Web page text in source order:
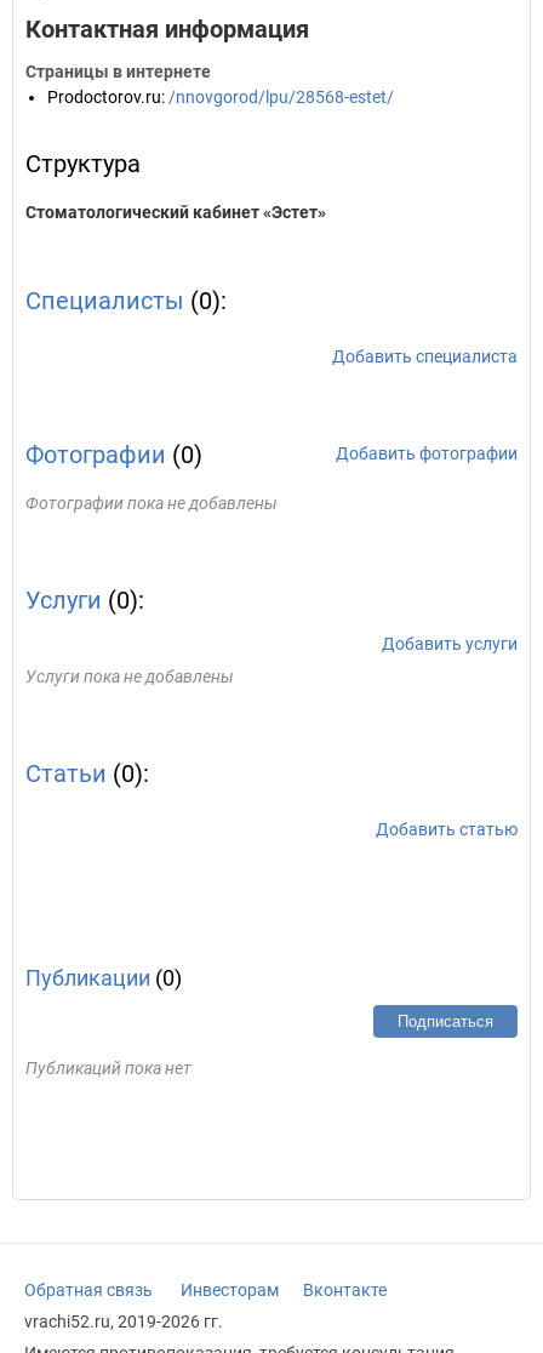
Контактная информация
Страницы в интернете
Prodoctorov.ru: /nnovgorod/lpu/28568-estet/
Структура
Стоматологический кабинет «Эстет»
Специалисты (0):
Добавить специалиста
Фотографии (0) Добавить фотографии
Фотографии пока не добавлены
Услуги (0):
Добавить услуги
Услуги пока не добавлены
Статьи (0):
Добавить статью
Публикации (0)
Подписаться
Публикаций пока нет
Обратная связь Инвесторам
Вконтакте
vrachi52.ru, 2019-2026 гг.